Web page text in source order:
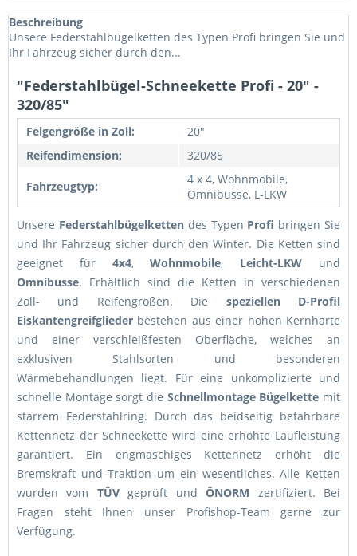
Beschreibung
Unsere Federstahlbügelketten des Typen Profi bringen Sie und
Ihr Fahrzeug sicher durch den...
"Federstahlbügel-Schneekette Profi - 20" -
320/85"
Felgengröße in Zoll:
20"
Reifendimension:
320/85
Fahrzeugtyp:
4 x 4, Wohnmobile,
Omnibusse, L-LKW
Unsere Federstahlbügelkettendes Typen Profi bringen Sie
und Ihr Fahrzeug sicher durch den Winter. Die Ketten sind
geeignet für 4x4,Wohnmobile, Leicht-LKW und
Omnibusse. Erhältlich sind die Ketten in verschiedenen
Zoll- und Reifengrößen. Die speziellen D-Profil
Eiskantengreifglieder bestehen aus einer hohen Kernhärte
und einer verschleißfesten Oberfläche, welches an
exklusiven Stahlsorten und besonderen
Wärmebehandlungen liegt. Für eine unkomplizierte und
schnelle Montage sorgt die Schnellmontage Bügelkette mit
starrem Federstahlring. Durch das beidseitig befahrbare
Kettennetz der Schneekette wird eine erhöhte Laufleistung
garantiert. Ein engmaschiges Kettennetz erhöht die
Bremskraft und Traktion um ein wesentliches. Alle Ketten
wurden vom TÜVgeprüft undÖNORM zertifiziert. Bei
Fragen steht Ihnen unser Profishop-Team gerne zur
Verfügung.